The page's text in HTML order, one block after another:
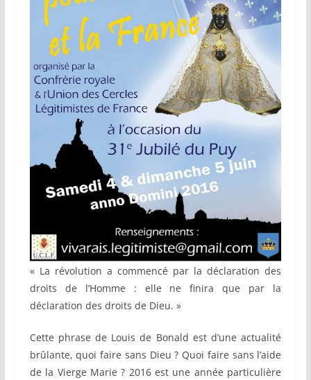
« La révolution a commencé par la déclaration des
droits de l’Homme : elle ne finira que par la
déclaration des droits de Dieu. »
Cette phrase de Louis de Bonald est d’une actualité
brûlante, quoi faire sans Dieu ? Quoi faire sans l’aide
de la Vierge Marie ? 2016 est une année particulière